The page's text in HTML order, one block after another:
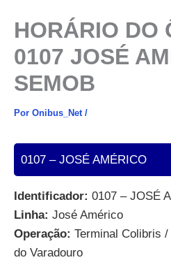
HORÁRIO DO
0107 JOSÉ
SEMOB
Por Onibus_Net /
0107 – JOSÉ AMÉRICO
Identificador: 0107 – JOSÉ
Linha: José Américo
Operação: Terminal Colibris
do Varadouro